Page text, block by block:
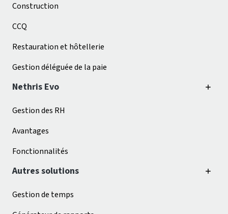
Construction
CCQ
Restauration et hôtellerie
Gestion déléguée de la paie
Nethris Evo
Gestion des RH
Avantages
Fonctionnalités
Autres solutions
Gestion de temps